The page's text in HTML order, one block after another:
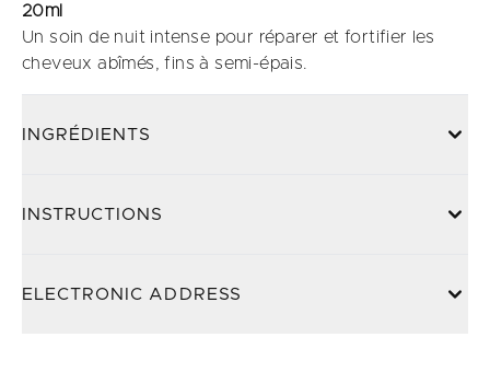
20ml
Un soin de nuit intense pour réparer et fortifier les
cheveux abîmés, fins à semi-épais.
INGRÉDIENTS
INSTRUCTIONS
ELECTRONIC ADDRESS